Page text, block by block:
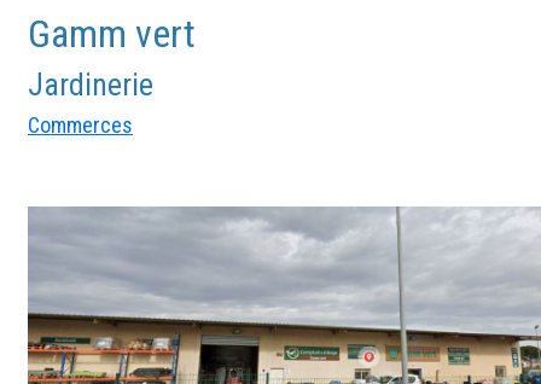
Gamm vert
Jardinerie
Commerces